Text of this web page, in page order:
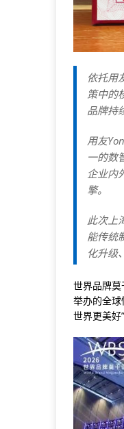
依托用
策中的
品牌持
用友
一的数
企业内
擎。
此次上
能传统
化升级
世界品牌
举办的全球
世界更美好